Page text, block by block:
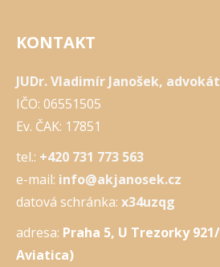
KONTAKT
JUDr. Vladimír Janošek, advokát
IČO: 06551505
Ev. ČAK: 17851
tel.: +420 731 773 563
e-mail: info@akjanosek.cz
datová schránka: x34uzqg
adresa: Praha 5, U Trezorky
Aviatica)